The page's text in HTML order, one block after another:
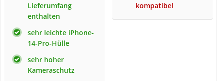
Lieferumfang
enthalten
sehr leichte iPhone-
14-Pro-Hülle
sehr hoher
Kameraschutz
kompatibel